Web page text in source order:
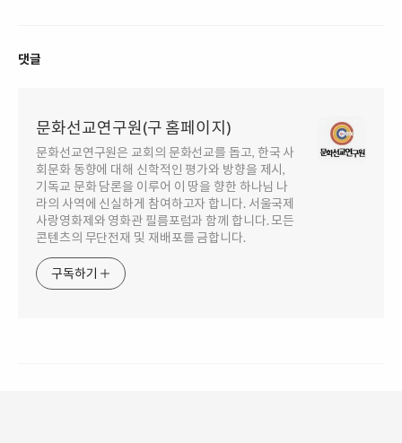
댓글
문화선교연구원(구 홈페이지)
문화선교연구원은 교회의 문화선교를 돕고, 한국 사
회문화 동향에 대해 신학적인 평가와 방향을 제시,
기독교 문화 담론을 이루어 이 땅을 향한 하나님 나
라의 사역에 신실하게 참여하고자 합니다. 서울국제
사랑영화제와 영화관 필름포럼과 함께 합니다. 모든
콘텐츠의 무단전재 및 재배포를 금합니다.
구독하기